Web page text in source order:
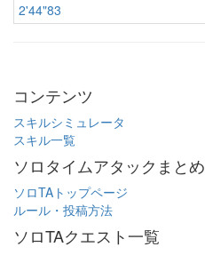
2'44"83
コンテンツ
スキルシミュレータ
スキル一覧
ソロタイムアタックまとめ
ソロTAトップページ
ルール・投稿方法
ソロTAクエスト一覧